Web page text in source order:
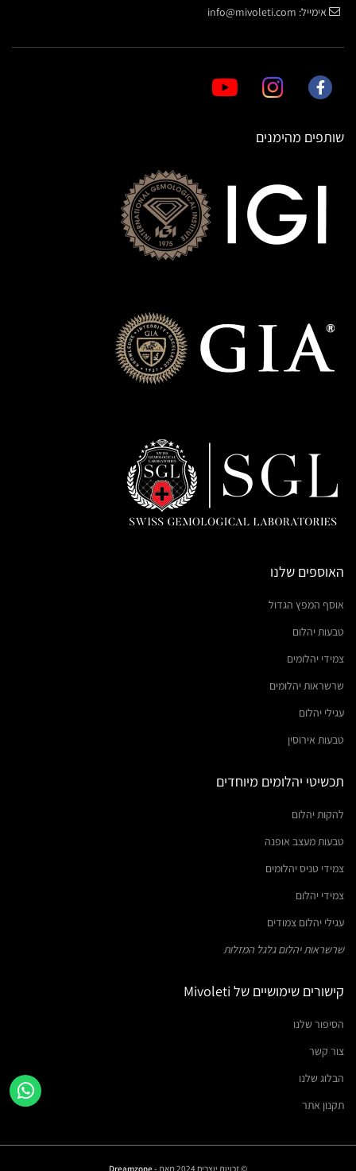
אימייל: info@mivoleti.com
שותפים מהימנים
האוספים שלנו
אוסף המפץ הגדול
טבעות יהלום
צמידי יהלומים
שרשראות יהלומים
עגילי יהלום
טבעות אירוסין
תכשיטי יהלומים מיוחדים
להקות יהלום
טבעות מעצב אופנה
צמידי טניס יהלומים
צמידי יהלום
עגילי יהלום צמודים
שרשראות יהלום גלגל המזלות
קישורים שימושיים של Mivoleti
הסיפור שלנו
צור קשר
הבלוג שלנו
תקנון אתר
© זכויות יוצרים 2024 מאת - Dreamzone